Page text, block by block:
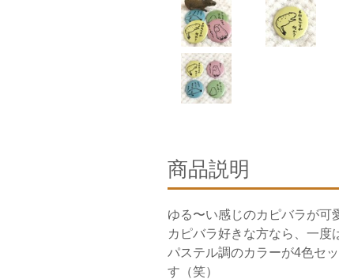
商品説明
ゆる〜い感じのカピバラが可
カピバラ好きな方なら、一度
パステル調のカラーが4色セ
す（笑）